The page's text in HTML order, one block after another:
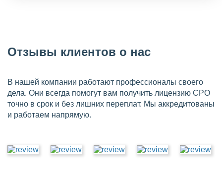
Отзывы клиентов о нас
В нашей компании работают профессионалы своего
дела. Они всегда помогут вам получить лицензию СРО
точно в срок и без лишних переплат. Мы аккредитованы
и работаем напрямую.